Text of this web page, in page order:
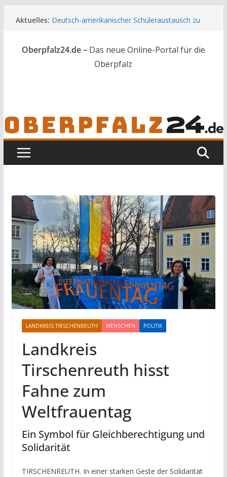
Inhalt
Aktuelles: Deutsch-amerikanischer Schüleraustausch zu
Unbekannte versuchen in Gebäude in Reuth
einzubrechen
Audi prallt gegen Brückengeländer in Weiden
Oberpfalz24.de – Das neue Online-Portal für die
Oberpfalz
LANDKREIS TIRSCHENREUTH MENSCHEN POLITIK
Landkreis
Tirschenreuth hisst
Fahne zum
Weltfrauentag
Ein Symbol für Gleichberechtigung und
Solidarität
TIRSCHENREUTH. In einer starken Geste der Solidarität